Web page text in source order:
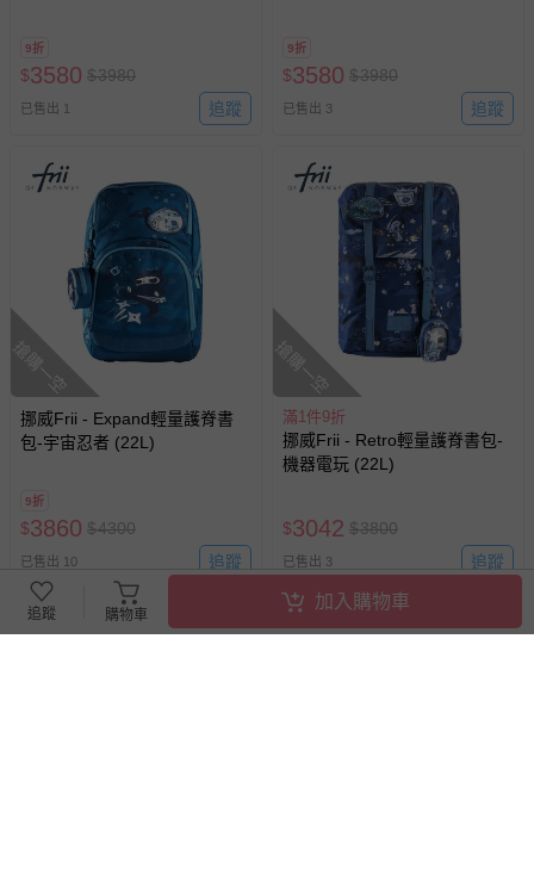
9折
$3580 $3980
已售出 1 追蹤
9折
$3580 $3980
已售出 3 追蹤
搶購一空
挪威Frii - Expand輕量護脊書
包-宇宙忍者 (22L)
9折
$3860 $4300
已售出 10 追蹤
搶購一空
滿1件9折
挪威Frii - Retro輕量護脊書包-
機器電玩 (22L)
$3042 $3800
已售出 3 追蹤
追蹤 購物車
加入購物車